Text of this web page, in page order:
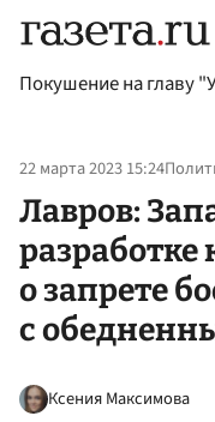
Покушение на главу
22 марта 2023 15:24
Лавров:
о запрете
с
Ксения Максимова